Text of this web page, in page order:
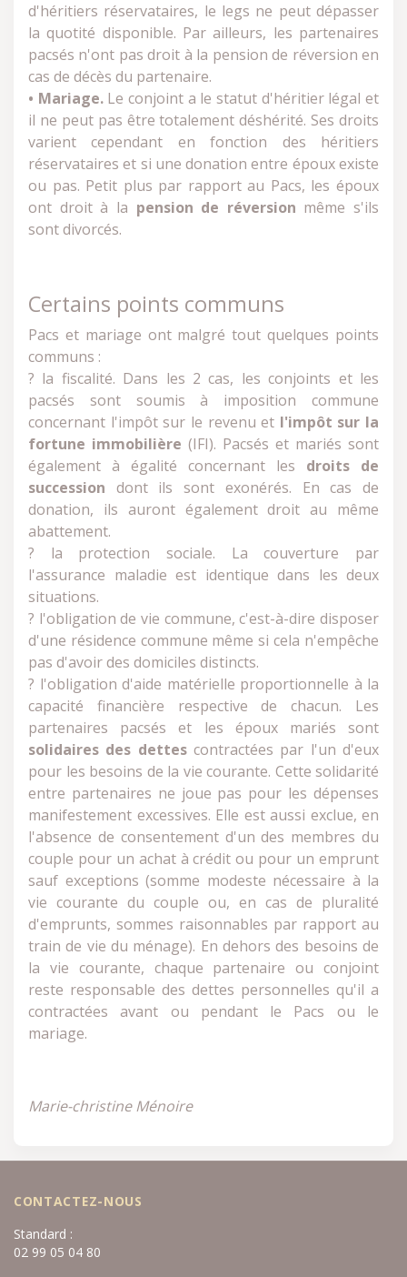
d'héritiers réservataires, le legs ne peut dépasser
la quotité disponible. Par ailleurs, les partenaires
pacsés n'ont pas droit à la pension de réversion en
cas de décès du partenaire.
• Mariage. Le conjoint a le statut d'héritier légal et
il ne peut pas être totalement déshérité. Ses droits
varient cependant en fonction des héritiers
réservataires et si une donation entre époux existe
ou pas. Petit plus par rapport au Pacs, les époux
ont droit à la pension de réversion même s'ils
sont divorcés.
Certains points communs
Pacs et mariage ont malgré tout quelques points
communs :
? la fiscalité. Dans les 2 cas, les conjoints et les
pacsés sont soumis à imposition commune
concernant l'impôt sur le revenu et l'impôt sur la
fortune immobilière (IFI). Pacsés et mariés sont
également à égalité concernant les droits de
succession dont ils sont exonérés. En cas de
donation, ils auront également droit au même
abattement.
? la protection sociale. La couverture par
l'assurance maladie est identique dans les deux
situations.
? l'obligation de vie commune, c'est-à-dire disposer
d'une résidence commune même si cela n'empêche
pas d'avoir des domiciles distincts.
? l'obligation d'aide matérielle proportionnelle à la
capacité financière respective de chacun. Les
partenaires pacsés et les époux mariés sont
solidaires des dettescontractées par l'un d'eux
pour les besoins de la vie courante. Cette solidarité
entre partenaires ne joue pas pour les dépenses
manifestement excessives. Elle est aussi exclue, en
l'absence de consentement d'un des membres du
couple pour un achat à crédit ou pour un emprunt
sauf exceptions (somme modeste nécessaire à la
vie courante du couple ou, en cas de pluralité
d'emprunts, sommes raisonnables par rapport au
train de vie du ménage). En dehors des besoins de
la vie courante, chaque partenaire ou conjoint
reste responsable des dettes personnelles qu'il a
contractées avant ou pendant le Pacs ou le
mariage.
Marie-christine Ménoire
CONTACTEZ-NOUS
Standard :
02 99 05 04 80